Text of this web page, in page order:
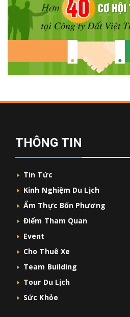
THÔNG TIN
Tin Tức
Kinh Nghiệm Du Lịch
Ẩm Thực Bốn Phương
Điểm Tham Quan
Event
Cho Thuê Xe
Team Building
Tour Du Lịch
Sức Khỏe